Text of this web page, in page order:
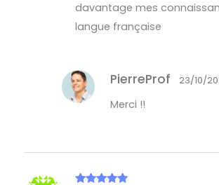
davantage mes
langue française
PierreProf 23/10/
Merci !!